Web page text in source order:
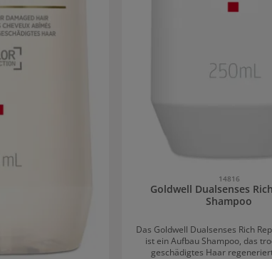
14816
Goldwell Dualsenses
Shampoo
Das Goldwell Dualsenses Rich
ist ein Aufbau Shampoo, das
geschädigtes Haar